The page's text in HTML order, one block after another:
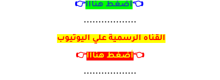
👈أضغط هنااا👉
..................
القناه الرسمية علي اليوتيوب
👈أضغط هنااا👉
..................